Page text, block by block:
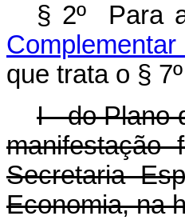
§ 2º Para
que trata o §
I - do Plano
manifestação
Secretaria
Economia, na